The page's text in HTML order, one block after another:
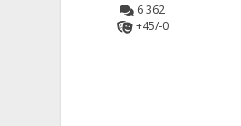
6 362
+45/-0